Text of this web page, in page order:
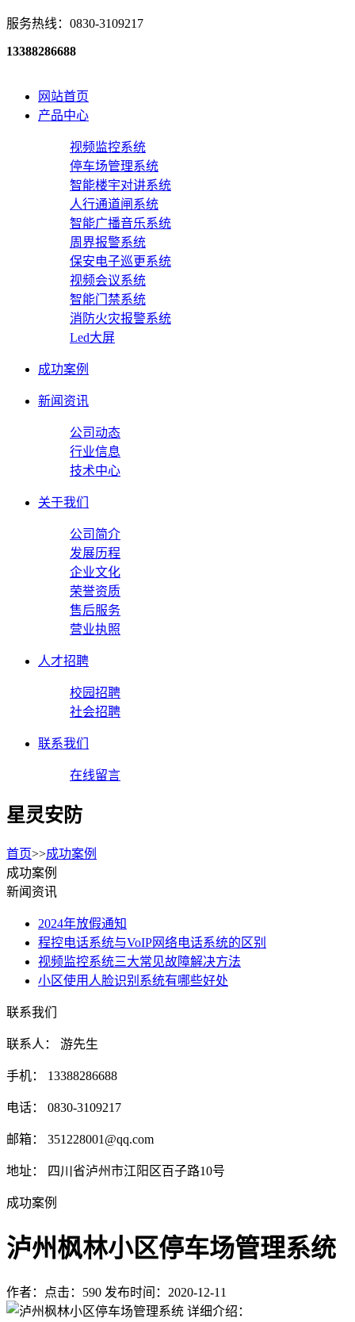
服务热线：0830-3109217
13388286688
网站首页
产品中心
视频监控系统
停车场管理系统
智能楼宇对讲系统
人行通道闸系统
智能广播音乐系统
周界报警系统
保安电子巡更系统
视频会议系统
智能门禁系统
消防火灾报警系统
Led大屏
成功案例
新闻资讯
公司动态
行业信息
技术中心
关于我们
公司简介
发展历程
企业文化
荣誉资质
售后服务
营业执照
人才招聘
校园招聘
社会招聘
联系我们
在线留言
星灵安防
首页>>成功案例
成功案例
新闻资讯
2024年放假通知
程控电话系统与VoIP网络电话系统的区别
视频监控系统三大常见故障解决方法
小区使用人脸识别系统有哪些好处
联系我们
联系人： 游先生
手机： 13388286688
电话： 0830-3109217
邮箱： 351228001@qq.com
地址： 四川省泸州市江阳区百子路10号
成功案例
泸州枫林小区停车场管理系统
作者： 点击：590 发布时间：2020-12-11
详细介绍：